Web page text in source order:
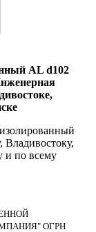
AL d102
Владивостоку,
и по всему
ОГРН